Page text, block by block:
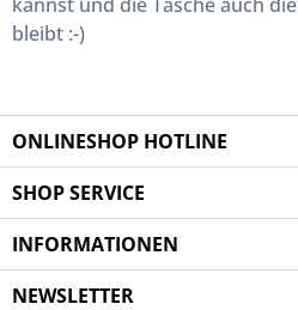
bleibt :-)
ONLINESHOP HOTLINE
SHOP SERVICE
INFORMATIONEN
NEWSLETTER